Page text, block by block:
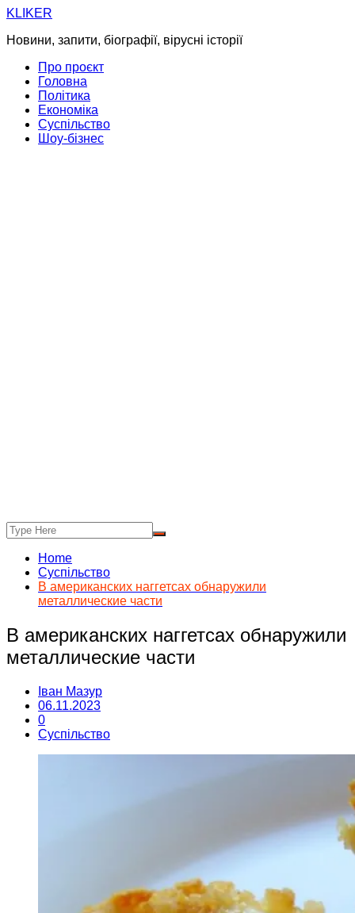
Skip
content
KLIKER
Новини, запити, біографії, вірусні історії
Про проєкт
Головна
Політика
Економіка
Суспільство
Шоу-бізнес
Home
Суспільство
В американских наггетсах обнаружили
металлические части
В американских наггетсах обнаружили
металлические части
Іван Мазур
06.11.2023
0
Суспільство